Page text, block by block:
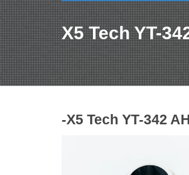
X5 Tech YT-
-X5 Tech YT-342